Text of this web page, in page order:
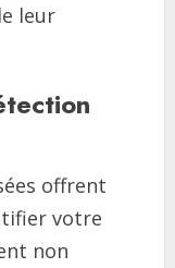
leur
offrent
votre
non